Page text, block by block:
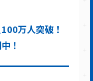
万人突破！
！